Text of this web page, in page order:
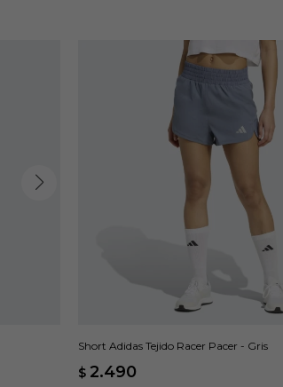
Short Adidas Tejido Racer Pacer - Gris
$ 2.490